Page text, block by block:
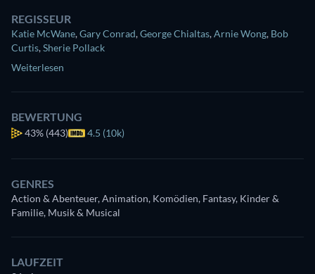
REGISSEUR
Katie McWane,Gary Conrad,George Chialtas,Arnie Wong, Bob
Curtis,Sherie Pollack
Weiterlesen
BEWERTUNG
43% (443) 4.5 (10k)
GENRES
Action & Abenteuer, Animation, Komödien, Fantasy, Kinder &
Familie, Musik & Musical
LAUFZEIT